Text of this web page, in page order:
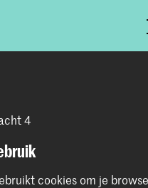
4
47 77
cookies om je